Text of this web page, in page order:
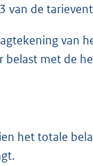
de
van
belast met de
het totale